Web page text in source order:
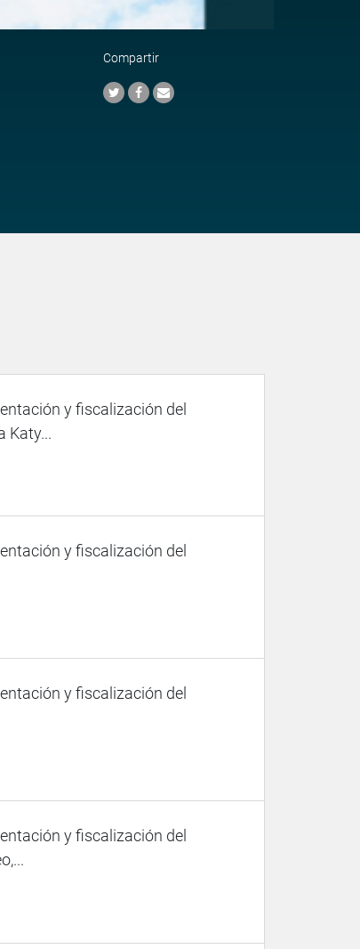
Compartir
y fiscalización del
Katy...
y fiscalización del
y fiscalización del
y fiscalización del